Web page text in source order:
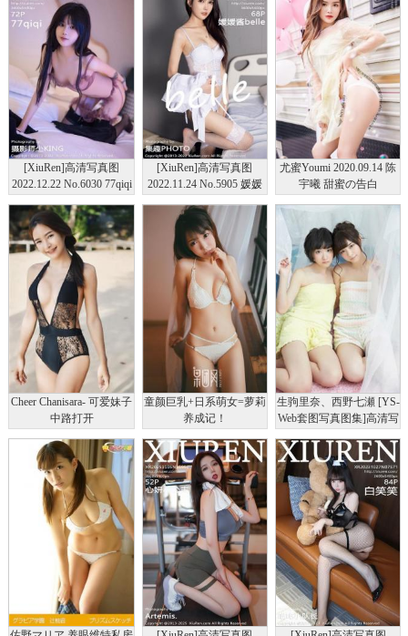
[XiuRen]高清写真图
2022.12.22 No.6030 77qiqi
[XiuRen]高清写真图
2022.11.24 No.5905 媛媛
尤蜜Youmi 2020.09.14 陈
宇曦 甜蜜の告白
Cheer Chanisara- 可爱妹子
中路打开
童颜巨乳+日系萌女=萝莉
养成记！
生驹里奈、西野七瀬 [YS-
Web套图写真图集]高清写